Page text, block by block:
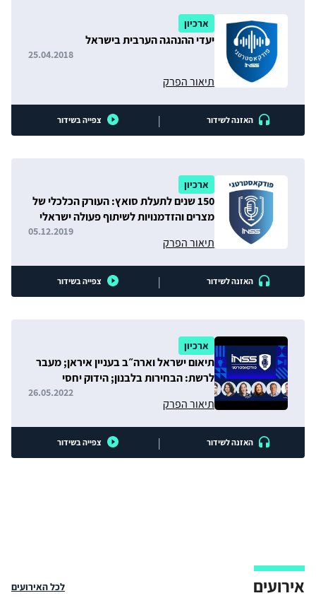
ארכיון
יעדי ההנהגה הערבית בישראל
תיאור הפרק
25.04.2018
האזנה לשידור | צפייה בשידור
ארכיון
150 שנים לתעלת סואץ: העורק הכלכלי של
מצרים והזדמנויות לשיתוף פעולה ישראלי
תיאור הפרק
05.12.2019
האזנה לשידור | צפייה בשידור
ארכיון
תיאום ישראל וארה״ב בעניין איראן; מעבר
לרשת: הבחירות בלבנון; הידוק יחסי
תיאור הפרק
26.05.2022
האזנה לשידור | צפייה בשידור
אירועים לכל האירועים